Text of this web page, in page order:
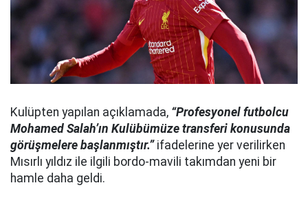
Kulüpten yapılan açıklamada, “Profesyonel futbolcu
Mohamed Salah’ın Kulübümüze transferi konusunda
görüşmelere başlanmıştır.”ifadelerine yer verilirken
Mısırlı yıldız ile ilgili bordo-mavili takımdan yeni bir
hamle daha geldi.